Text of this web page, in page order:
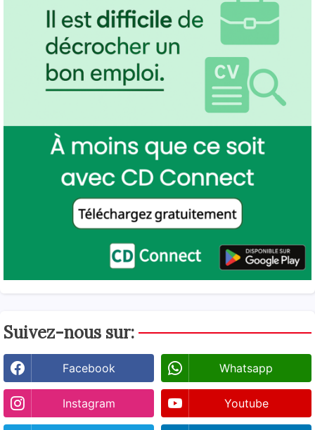
Suivez-nous sur:
Facebook Whatsapp
Instagram Youtube